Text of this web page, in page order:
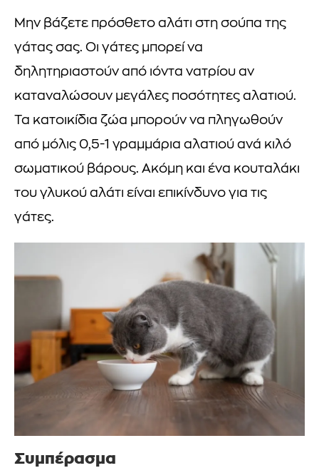
Μην βάζετε πρόσθετο αλάτι στη σούπα της
γάτας σας. Οι γάτες μπορεί να
δηλητηριαστούν από ιόντα νατρίου αν
καταναλώσουν μεγάλες ποσότητες αλατιού.
Τα κατοικίδια ζώα μπορούν να πληγωθούν
από μόλις 0,5-1 γραμμάρια αλατιού ανά κιλό
σωματικού βάρους. Ακόμη και ένα κουταλάκι
του γλυκού αλάτι είναι επικίνδυνο για τις
γάτες.
Συμπέρασμα